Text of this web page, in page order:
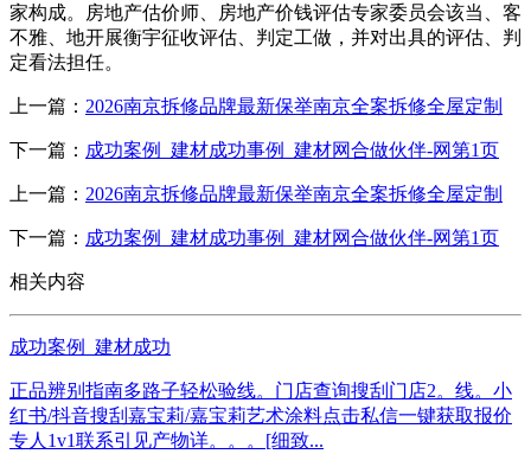
家构成。房地产估价师、房地产价钱评估专家委员会该当、客
不雅、地开展衡宇征收评估、判定工做，并对出具的评估、判
定看法担任。
上一篇： 2026南京拆修品牌最新保举南京全案拆修全屋定制
下一篇： 成功案例_建材成功事例_建材网合做伙伴-网第1页
上一篇： 2026南京拆修品牌最新保举南京全案拆修全屋定制
下一篇： 成功案例_建材成功事例_建材网合做伙伴-网第1页
相关内容
成功案例_建材成功
正品辨别指南多路子轻松验线。门店查询搜刮门店2。线。小
红书/抖音搜刮嘉宝莉/嘉宝莉艺术涂料点击私信一键获取报价
专人1v1联系引见产物详。。。[细致...